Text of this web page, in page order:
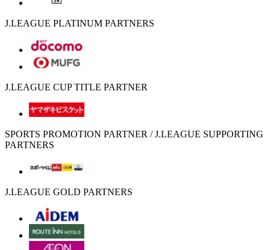
J.LEAGUE PLATINUM PARTNERS
J.LEAGUE CUP TITLE PARTNER
SPORTS PROMOTION PARTNER / J.LEAGUE SUPPORTING
PARTNERS
J.LEAGUE GOLD PARTNERS